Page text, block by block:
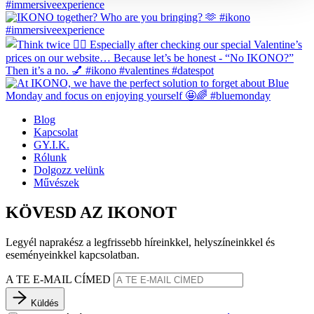
Blog
Kapcsolat
GY.I.K.
Rólunk
Dolgozz velünk
Művészek
KÖVESD AZ IKONOT
Legyél naprakész a legfrissebb híreinkkel, helyszíneinkkel és
eseményeinkkel kapcsolatban.
A TE E-MAIL CÍMED
Küldés